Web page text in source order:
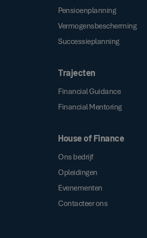
Pensioenplanning
Vermogensbescherming
Successieplanning
Trajecten
Financial Guidance
Financial Mentoring
House of Finance
Ons bedrijf
Opleidingen
Evenementen
Contacteer ons